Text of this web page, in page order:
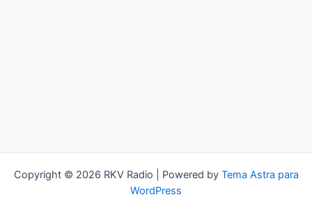
Copyright © 2026 RKV Radio | Powered by Tema Astra para
WordPress